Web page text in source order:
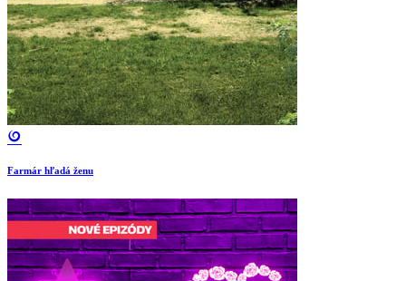
Farmár hľadá ženu